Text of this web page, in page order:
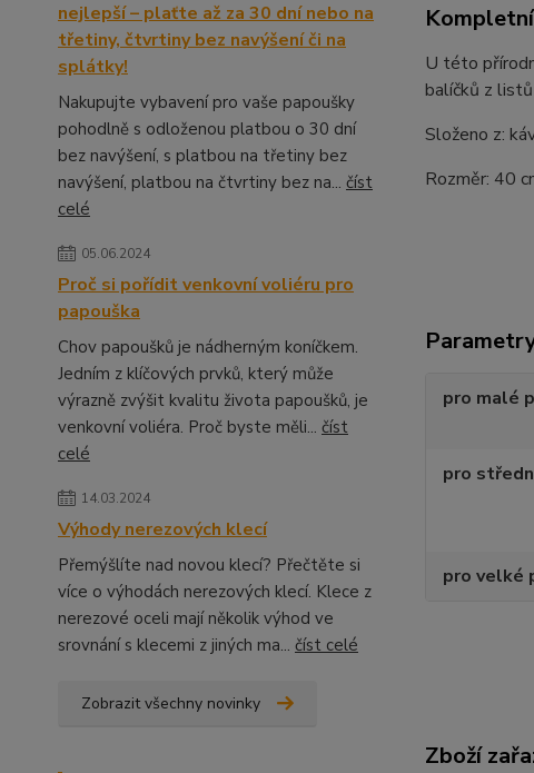
nejlepší – plaťte až za 30 dní nebo na
třetiny, čtvrtiny bez navýšení či na
splátky!
Nakupujte vybavení pro vaše papoušky
pohodlně s odloženou platbou o 30 dní
bez navýšení, s platbou na třetiny bez
navýšení, platbou na čtvrtiny bez na... číst
celé
05.06.2024
Proč si pořídit venkovní voliéru pro
papouška
Chov papoušků je nádherným koníčkem.
Jedním z klíčových prvků, který může
výrazně zvýšit kvalitu života papoušků, je
venkovní voliéra. Proč byste měli... číst
celé
14.03.2024
Výhody nerezových klecí
Přemýšlíte nad novou klecí? Přečtěte si
více o výhodách nerezových klecí. Klece z
nerezové oceli mají několik výhod ve
srovnání s klecemi z jiných ma... číst celé
Zobrazit všechny novinky
U této
balíčků z
Složeno z:
Rozměr: 40
pro malé
pro
pro velké
Zboží